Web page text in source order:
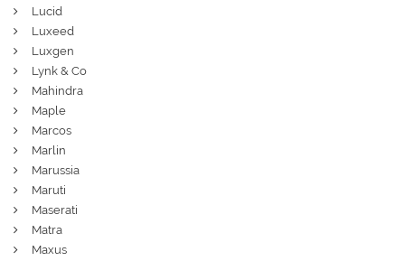
Lucid
Luxeed
Luxgen
Lynk & Co
Mahindra
Maple
Marcos
Marlin
Marussia
Maruti
Maserati
Matra
Maxus